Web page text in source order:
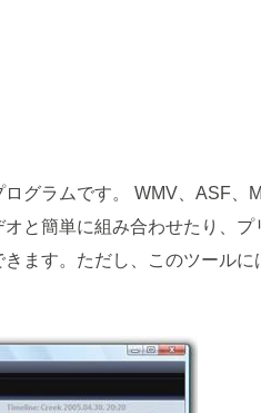
グラムです。 WMV、ASF、
と簡単に組み合わせたり、プ
ます。ただし、このツールに